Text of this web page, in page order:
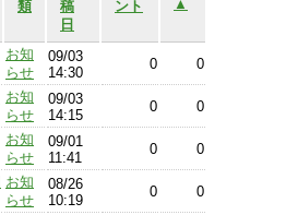
類
稿
日
ント
▲
お知
らせ
09/03
14:30
0 0
お知
らせ
09/03
14:15
0 0
お知
らせ
09/01
11:41
0 0
お知
らせ
08/26
10:19
0 0